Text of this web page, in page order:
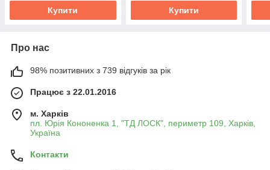
Купити Купити
Про нас
98% позитивних з 739 відгуків за рік
Працює з 22.01.2016
м. Харків
пл. Юрія Кононенка 1, "ТД ЛОСК", периметр 109, Харків,
Україна
Контакти